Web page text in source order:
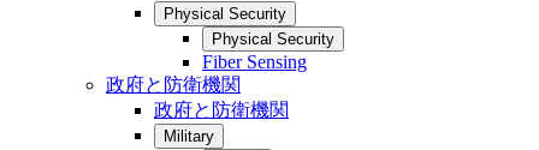
Physical Security
Physical Security
Fiber Sensing
政府と防衛機関
政府と防衛機関
Military